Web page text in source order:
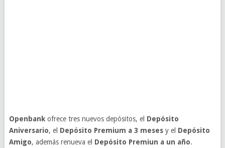
Openbankofrece tres nuevos depósitos, el Depósito
Aniversario, el Depósito Premium a 3 mesesy el Depósito
Amigo, además renueva el Depósito Premiun a un año.